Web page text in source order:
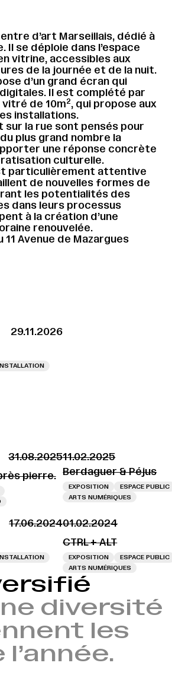
Les
d’art Marseillais, dédié à
Il se déploie dans l’espace
vitrine, accessibles aux
de la journée et de la nuit.
d’un grand écran qui
Il est complété par
vitré de 10m2, qui propose aux
installations.
sur la rue sont pensés pour
plus grand nombre la
une réponse concrète
culturelle.
particulièrement attentive
de nouvelles formes de
les potentialités des
dans leurs processus
à la création d’une
renouvelée.
11 Avenue de Mazargues
29.11.2026
31.08.2025
pierre.
11.02.2025
Berdaguer & Péjus
EXPOSITION ESPACE PUBLIC
ARTS NUMÉRIQUES
17.06.202401.02.2024
CTRL + ALT
EXPOSITION ESPACE PUBLIC
ARTS NUMÉRIQUES
diversité
les